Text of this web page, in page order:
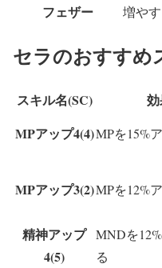
フェザー
増や
セラのおすすめ
スキル名(SC)
MPアップ4(4)MPを15%
MPアップ3(2)MPを12%
精神アップ
4(5)
MNDを
る